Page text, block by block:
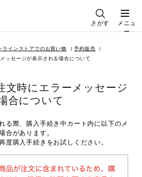
さがす
メニュ
ー
ラインストアでのお買い物
予約販売
ッセージが表示される場合について
文時にエラーメッセージ
合について
る際、購入手続き中カート内に以下のメ
合があります。
度購入手続きをお試しください。